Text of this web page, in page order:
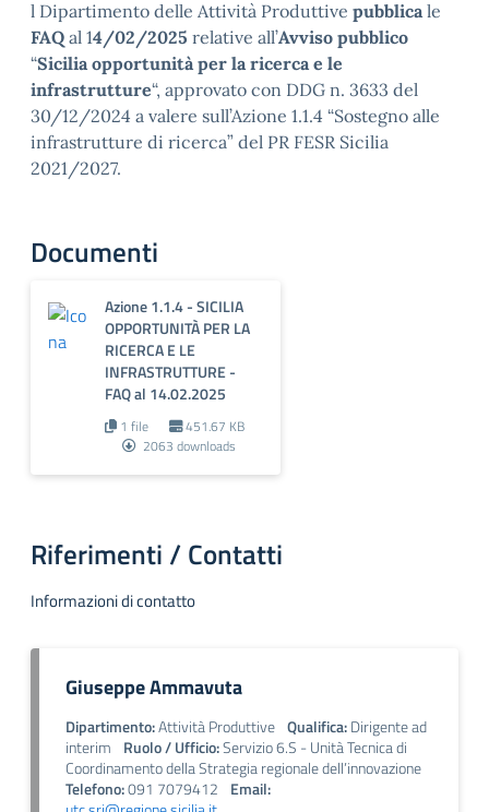
l Dipartimento delle Attività Produttive pubblicale
FAQ al 14/02/2025 relative all’Avviso pubblico
“Sicilia opportunità per la ricerca e le
infrastrutture“, approvato con DDG n. 3633 del
30/12/2024 a valere sull’Azione 1.1.4 “Sostegno alle
infrastrutture di ricerca” del PR FESR Sicilia
2021/2027.
Documenti
Azione 1.1.4 - SICILIA
OPPORTUNITÀ PER LA
RICERCA E LE
INFRASTRUTTURE -
FAQ al 14.02.2025
1 file
451.67 KB
2063 downloads
Riferimenti / Contatti
Informazioni di contatto
Giuseppe Ammavuta
Dipartimento:Attività Produttive Qualifica:Dirigente ad
interim Ruolo / Ufficio:Servizio 6.S - Unità Tecnica di
Coordinamento della Strategia regionale dell’innovazione
Telefono:091 7079412 Email: